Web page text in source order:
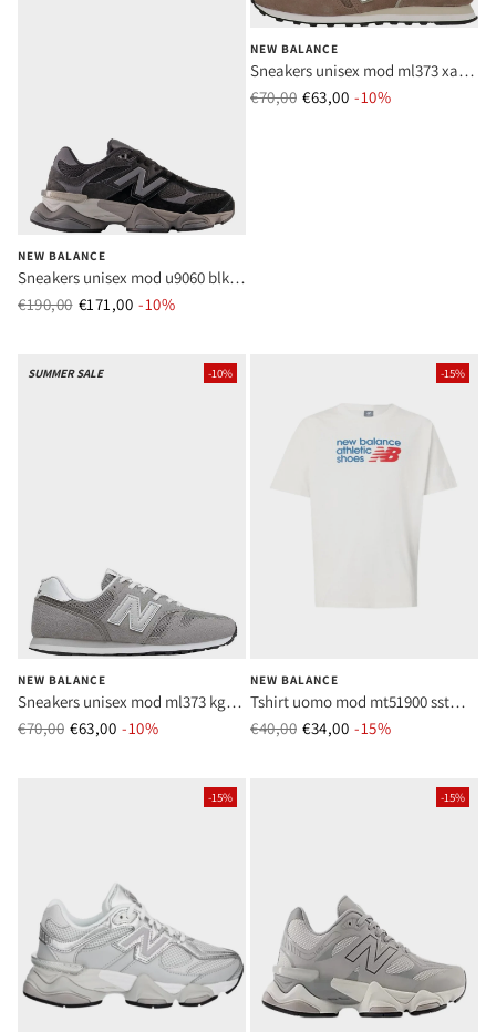
NEW BALANCE
Sneakers unisex mod u9060 blk
antracite€171,00 -10%Prezzo di vendita
Prezzo normale
€190,00
NEW BALANCE
Sneakers unisex mod ml373 xa2
tortora €63,00 -10%Prezzo di
Prezzo normale
€70,00
-10%
SUMMER SALE
NEW BALANCE
Sneakers unisex mod ml373 kg2
grigio €63,00 -10%Prezzo di vendita
Prezzo normale
€70,00
-15%
NEW BALANCE
Tshirt uomo mod mt51900 sst
bianco €34,00 -15%Prezzo di
Prezzo normale
€40,00
-15% -15%